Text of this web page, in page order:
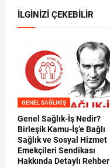
İLGINIZI ÇEKEBILIR
GENEL SAĞLIKIŞ
Genel Sağlık-İş Nedir?
Birleşik Kamu-İş’e Bağlı
Sağlık ve Sosyal Hizmet
Emekçileri Sendikası
Hakkında Detaylı Rehber